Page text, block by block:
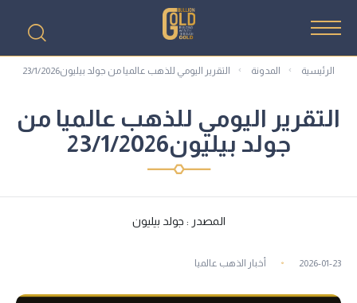
الرئيسية المدونة التقرير اليومي للذهب عالميا من جولد بيليون23/1/2026
التقرير اليومي للذهب عالميا من
جولد بيليون23/1/2026
المصدر : جولد بيليون
2026-01-23 أخبار الذهب عالميا